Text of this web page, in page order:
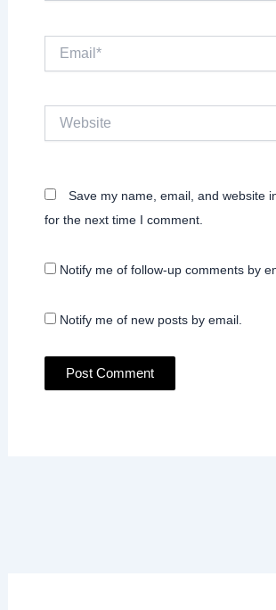
Website
Save my name, email, and website
for the next time I comment.
Notify me of follow-up comments by
Notify me of new posts by email.